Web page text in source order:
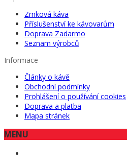
Zrnková káva
Příslušenství ke kávovarům
Doprava Zadarmo
Seznam výrobců
Informace
Články o kávě
Obchodní podmínky
Prohlášení o používání cookies
Doprava a platba
Mapa stránek
MENU